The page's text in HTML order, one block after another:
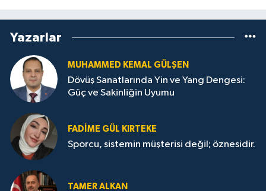
Yazarlar
MUHAMMED KEMAL GÜLŞEN
Dövüş Sanatlarında Yin ve Yang Dengesi:
Güç ve Sakinliğin Uyumu
FADIME GÜL KIRTEKE
Sporcu, sistemin müşterisi değil; öznesidir.
TAMER ALKAN